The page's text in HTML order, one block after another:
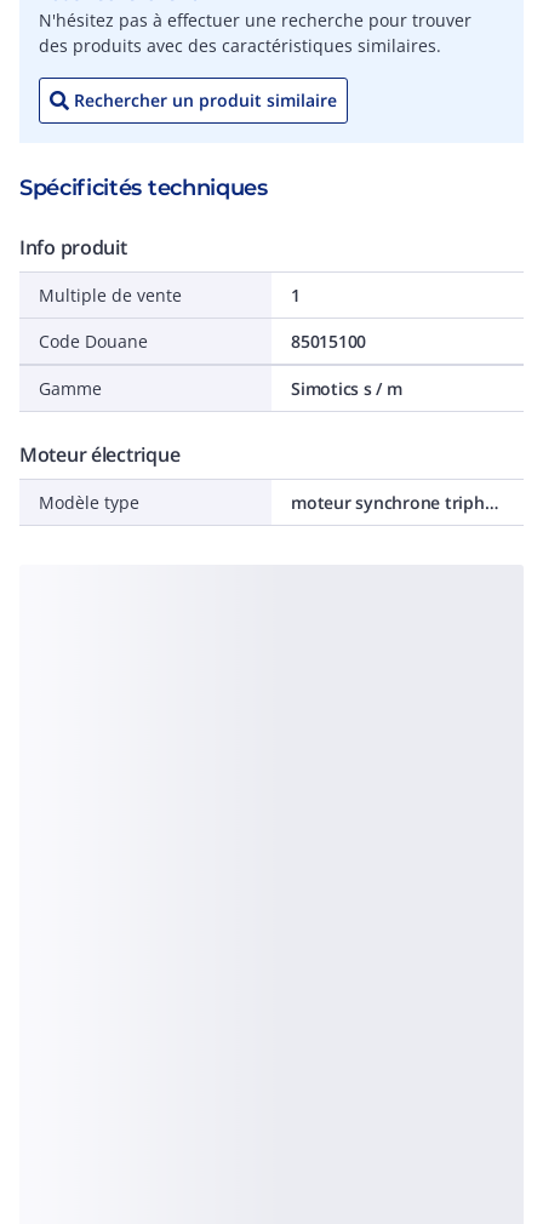
N'hésitez pas à effectuer une recherche pour trouver
des produits avec des caractéristiques similaires.
Rechercher un produit similaire
Spécificités techniques
Info produit
Multiple de vente
1
Code Douane
85015100
Gamme Simotics s / m
Moteur électrique
Modèle type moteur synchrone triphasé